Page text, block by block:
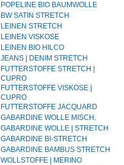
POPELINE BIO BAUMWOLLE
BW SATIN STRETCH
LEINEN STRETCH
LEINEN VISKOSE
LEINEN BIO HILCO
JEANS | DENIM STRETCH
FUTTERSTOFFE STRETCH |
CUPRO
FUTTERSTOFFE VISKOSE |
CUPRO
FUTTERSTOFFE JACQUARD
GABARDINE WOLLE MISCH.
GABARDINE WOLLE | STRETCH
GABARDINE BI-STRETCH
GABARDINE BAMBUS STRETCH
WOLLSTOFFE | MERINO